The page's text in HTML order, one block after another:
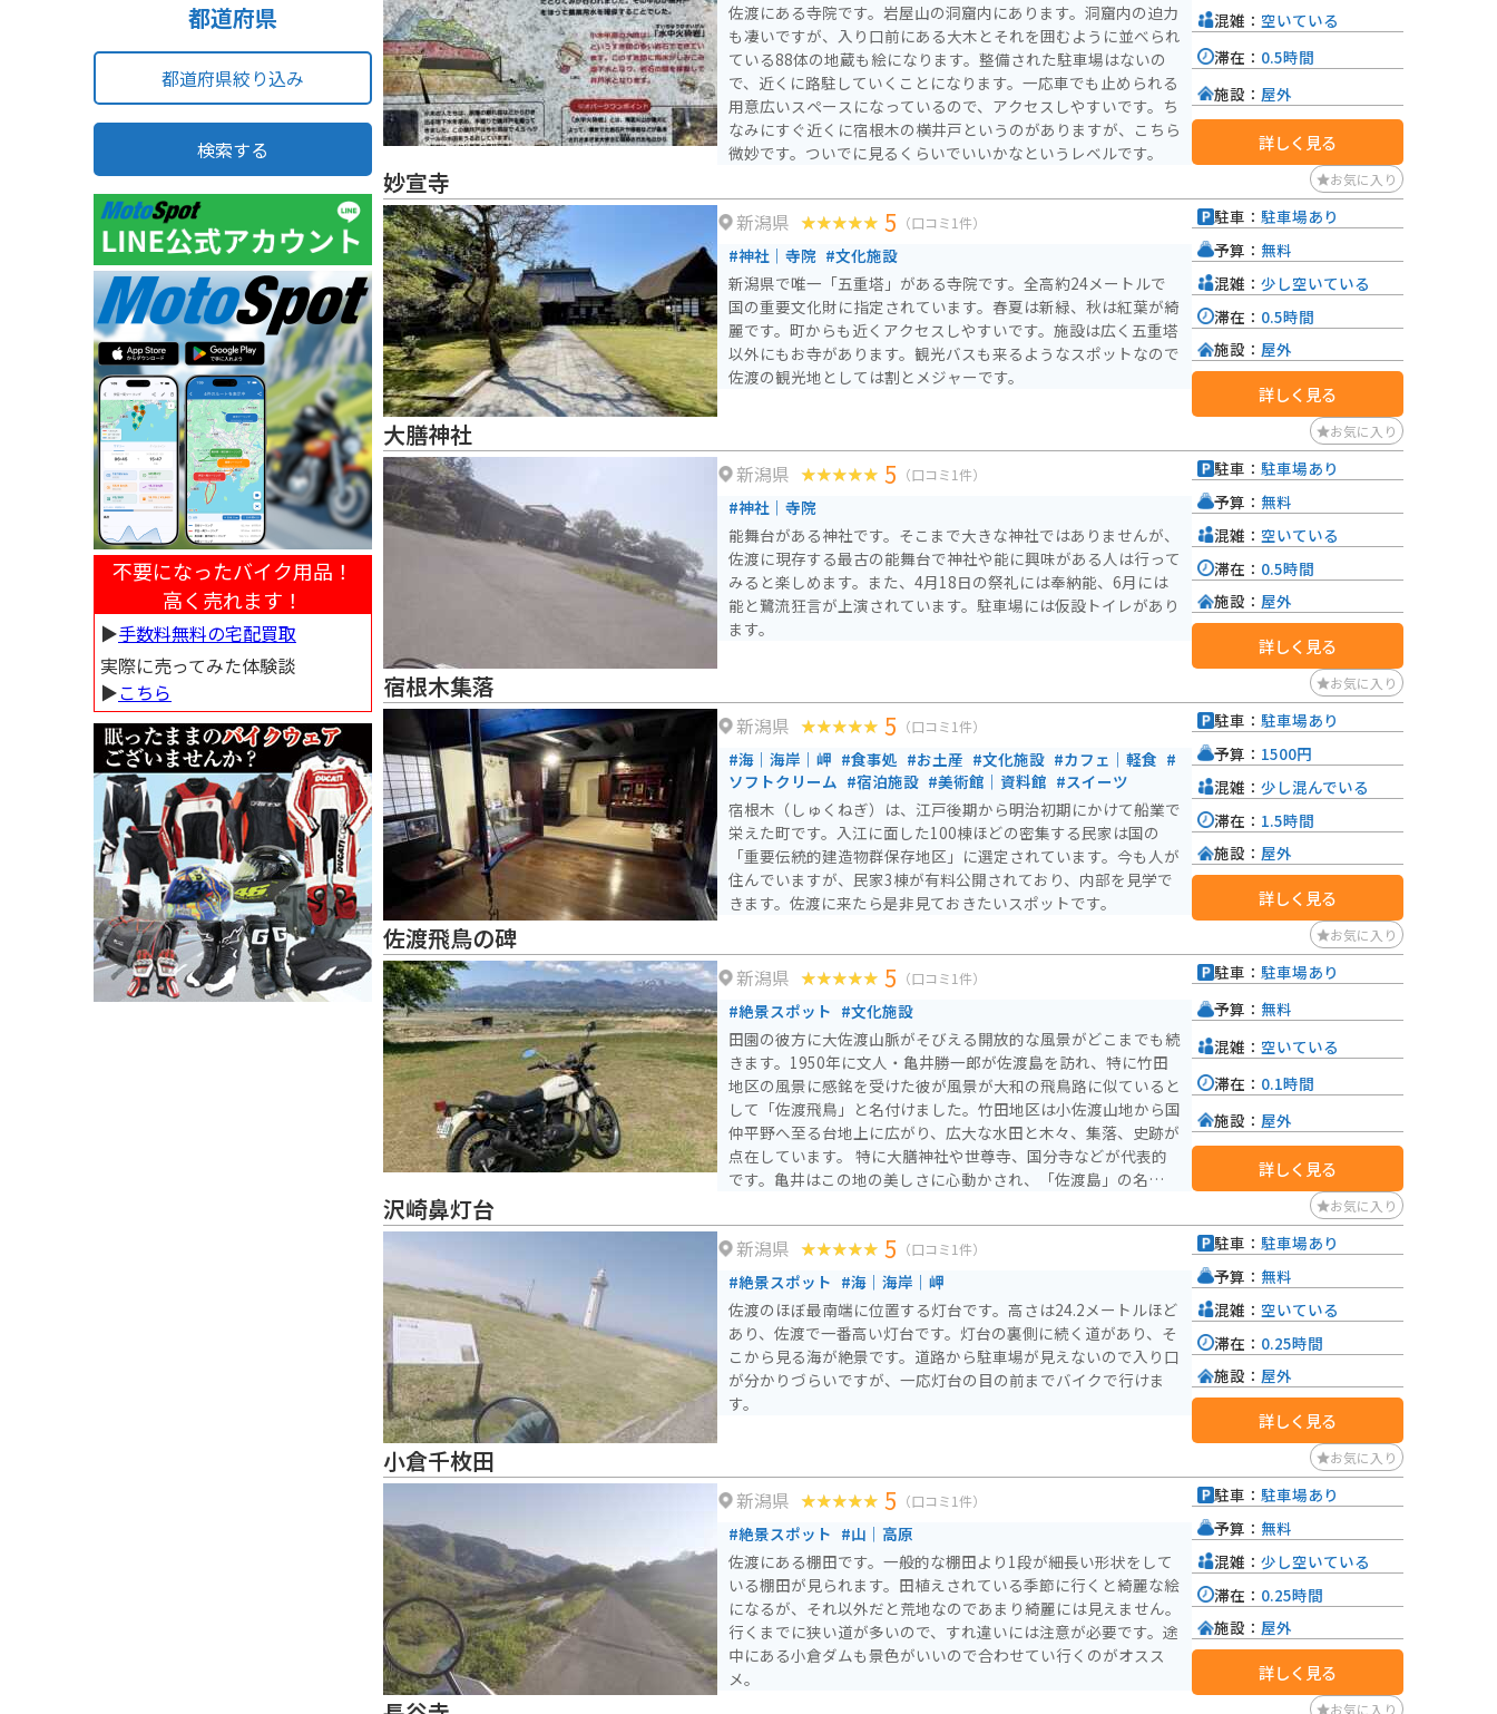
都道府県
都道府県絞り込み
検索する
不要になったバイク用品！
高く売れます！
▶︎手数料無料の宅配買取
実際に売ってみた体験談
▶︎こちら
佐渡にある寺院です。岩屋山の洞窟内にあります。洞窟内の迫力
も凄いですが、入り口前にある大木とそれを囲むように並べられ
ている88体の地蔵も絵になります。整備された駐車場はないの
で、近くに路駐していくことになります。一応車でも止められる
用意広いスペースになっているので、アクセスしやすいです。ち
なみにすぐ近くに宿根木の横井戸というのがありますが、こちら
微妙です。ついでに見るくらいでいいかなというレベルです。
混雑： 空いている
滞在： 0.5時間
施設： 屋外
詳しく見る
妙宣寺 お気に入り
新潟県 5 （口コミ1件）
#神社｜寺院 #文化施設
新潟県で唯一「五重塔」がある寺院です。全高約24メートルで
国の重要文化財に指定されています。春夏は新緑、秋は紅葉が綺
麗です。町からも近くアクセスしやすいです。施設は広く五重塔
以外にもお寺があります。観光バスも来るようなスポットなので
佐渡の観光地としては割とメジャーです。
駐車： 駐車場あり
予算： 無料
混雑： 少し空いている
滞在： 0.5時間
施設： 屋外
詳しく見る
大膳神社 お気に入り
新潟県 5 （口コミ1件）
#神社｜寺院
能舞台がある神社です。そこまで大きな神社ではありませんが、
佐渡に現存する最古の能舞台で神社や能に興味がある人は行って
みると楽しめます。また、4月18日の祭礼には奉納能、6月には
能と鷺流狂言が上演されています。駐車場には仮設トイレがあり
ます。
駐車： 駐車場あり
予算： 無料
混雑： 空いている
滞在： 0.5時間
施設： 屋外
詳しく見る
宿根木集落 お気に入り
新潟県 5 （口コミ1件）
#海｜海岸｜岬 #食事処 #お土産 #文化施設 #カフェ｜軽食 #
ソフトクリーム #宿泊施設 #美術館｜資料館 #スイーツ
宿根木（しゅくねぎ）は、江戸後期から明治初期にかけて船業で
栄えた町です。入江に面した100棟ほどの密集する民家は国の
「重要伝統的建造物群保存地区」に選定されています。今も人が
住んでいますが、民家3棟が有料公開されており、内部を見学で
きます。佐渡に来たら是非見ておきたいスポットです。
駐車： 駐車場あり
予算： 1500円
混雑： 少し混んでいる
滞在： 1.5時間
施設： 屋外
詳しく見る
佐渡飛鳥の碑 お気に入り
新潟県 5 （口コミ1件）
#絶景スポット #文化施設
田園の彼方に大佐渡山脈がそびえる開放的な風景がどこまでも続
きます。1950年に文人・亀井勝一郎が佐渡島を訪れ、特に竹田
地区の風景に感銘を受けた彼が風景が大和の飛鳥路に似ていると
して「佐渡飛鳥」と名付けました。竹田地区は小佐渡山地から国
仲平野へ至る台地上に広がり、広大な水田と木々、集落、史跡が
点在しています。 特に大膳神社や世尊寺、国分寺などが代表的
です。亀井はこの地の美しさに心動かされ、「佐渡島」の名文を
た。近くに、国分寺、妙宣寺など史跡もあるので、合わせて立ち
寄ってみてはどうでしょうか
駐車： 駐車場あり
予算： 無料
混雑： 空いている
滞在： 0.1時間
施設： 屋外
詳しく見る
沢崎鼻灯台 お気に入り
新潟県 5 （口コミ1件）
#絶景スポット #海｜海岸｜岬
佐渡のほぼ最南端に位置する灯台です。高さは24.2メートルほど
あり、佐渡で一番高い灯台です。灯台の裏側に続く道があり、そ
こから見る海が絶景です。道路から駐車場が見えないので入り口
が分かりづらいですが、一応灯台の目の前までバイクで行けま
す。
駐車： 駐車場あり
予算： 無料
混雑： 空いている
滞在： 0.25時間
施設： 屋外
詳しく見る
小倉千枚田 お気に入り
新潟県 5 （口コミ1件）
#絶景スポット #山｜高原
佐渡にある棚田です。一般的な棚田より1段が細長い形状をして
いる棚田が見られます。田植えされている季節に行くと綺麗な絵
になるが、それ以外だと荒地なのであまり綺麗には見えません。
行くまでに狭い道が多いので、すれ違いには注意が必要です。途
中にある小倉ダムも景色がいいので合わせてい行くのがオスス
メ。
駐車： 駐車場あり
予算： 無料
混雑： 少し空いている
滞在： 0.25時間
施設： 屋外
詳しく見る
お気に入り